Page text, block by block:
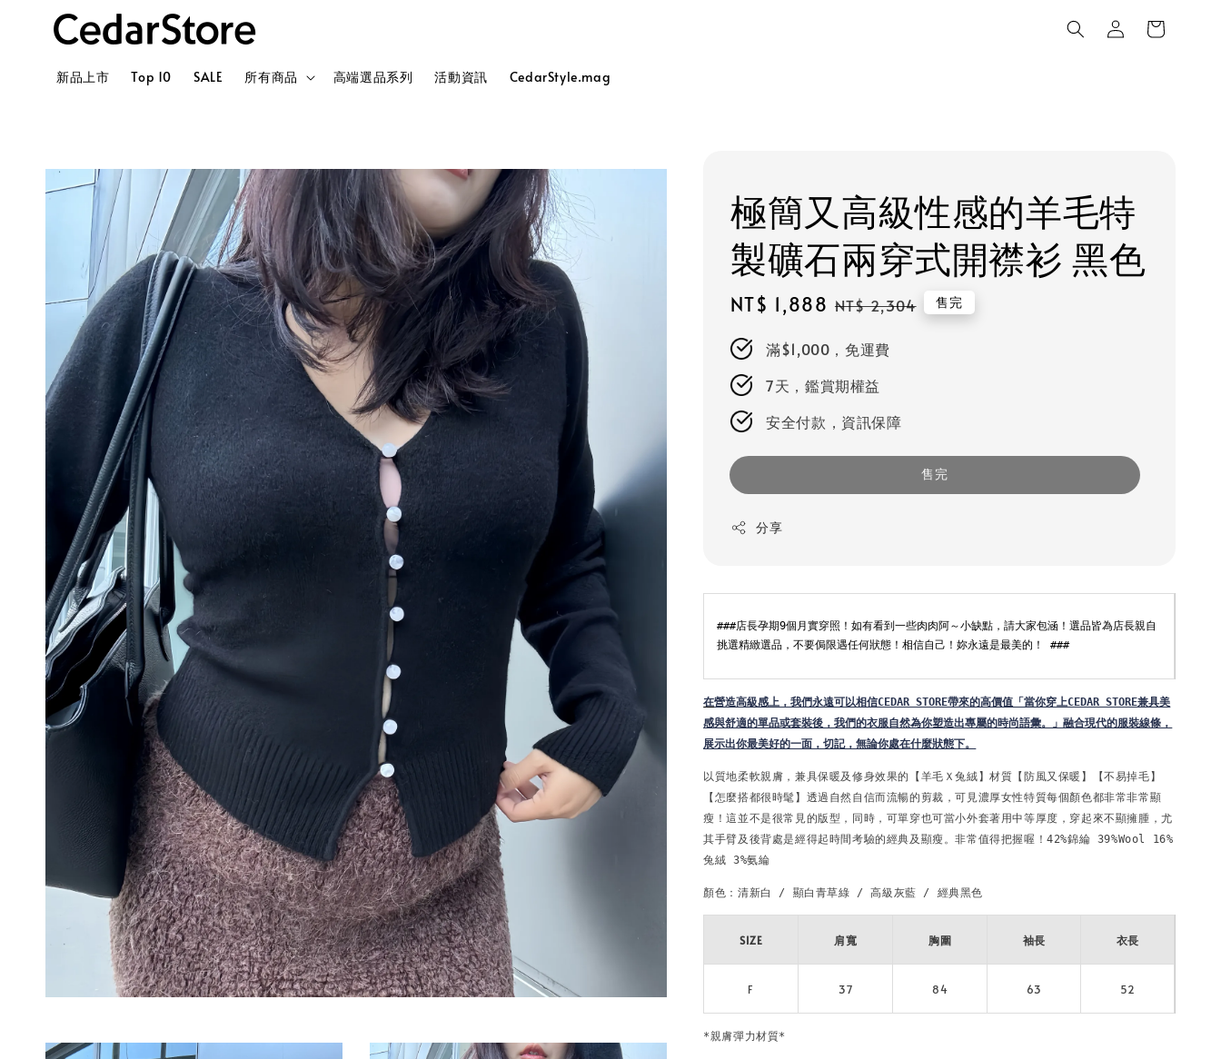
新品上市 Top 10 SALE 所有商品 高端選品系列 活動資訊 CedarStyle.mag
極簡又高級性感的羊毛特
製礦石兩穿式開襟衫 黑色
Sale
price
NT$ 1,888 Regular
NT$ 2,304 售完
滿$1,000，免運費
7天，鑑賞期權益
安全付款，資訊保障
售完
分享
###店長孕期9個月實穿照！如有看到一些肉肉阿～小缺點，請大家包涵！選品皆為店長親自
挑選精緻選品，不要侷限遇任何狀態！相信自己！妳永遠是最美的！ ###
在營造高級感上，我們永遠可以相信CEDAR STORE帶來的高價值「當你穿上CEDAR STORE兼具美
感與舒適的單品或套裝後，我們的衣服自然為你塑造出專屬的時尚語彙。」融合現代的服裝線條，
展示出你最美好的一面，切記，無論你處在什麼狀態下。
以質地柔軟親膚，兼具保暖及修身效果的【羊毛Ｘ兔絨】材質 【防風又保暖】【不易掉毛】
【怎麼搭都很時髦】 透過自然自信而流暢的剪裁，可見濃厚女性特質每個顏色都非常非常顯
瘦！這並不是很常見的版型，同時，可單穿也可當小外套著用中等厚度，穿起來不顯擁腫，尤
其手臂及後背處是經得起時間考驗的經典及顯瘦。非常值得把握喔！42%錦綸 39%Wool 16%
兔絨 3%氨綸
顏色：清新白 / 顯白青草綠 / 高級灰藍 / 經典黑色
SIZE 肩寬 胸圍 袖長 衣長
F 37 84 63 52
*親膚彈力材質*